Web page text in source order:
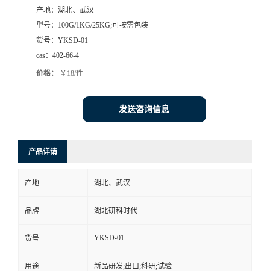
产地： 湖北、武汉
型号： 100G/1KG/25KG;可按需包装
货号： YKSD-01
cas： 402-66-4
价格： ￥18/件
发送咨询信息
产品详请
产地 湖北、武汉
品牌 湖北研科时代
货号 YKSD-01
用途 新品研发;出口;科研;试验